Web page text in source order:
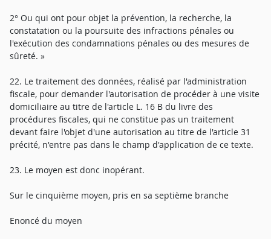
2° Ou qui ont pour objet la prévention, la recherche, la
constatation ou la poursuite des infractions pénales ou
l'exécution des condamnations pénales ou des mesures de
sûreté. »
22. Le traitement des données, réalisé par l'administration
fiscale, pour demander l'autorisation de procéder à une visite
domiciliaire au titre de l'article L. 16 B du livre des
procédures fiscales, qui ne constitue pas un traitement
devant faire l'objet d'une autorisation au titre de l'article 31
précité, n'entre pas dans le champ d'application de ce texte.
23. Le moyen est donc inopérant.
Sur le cinquième moyen, pris en sa septième branche
Enoncé du moyen